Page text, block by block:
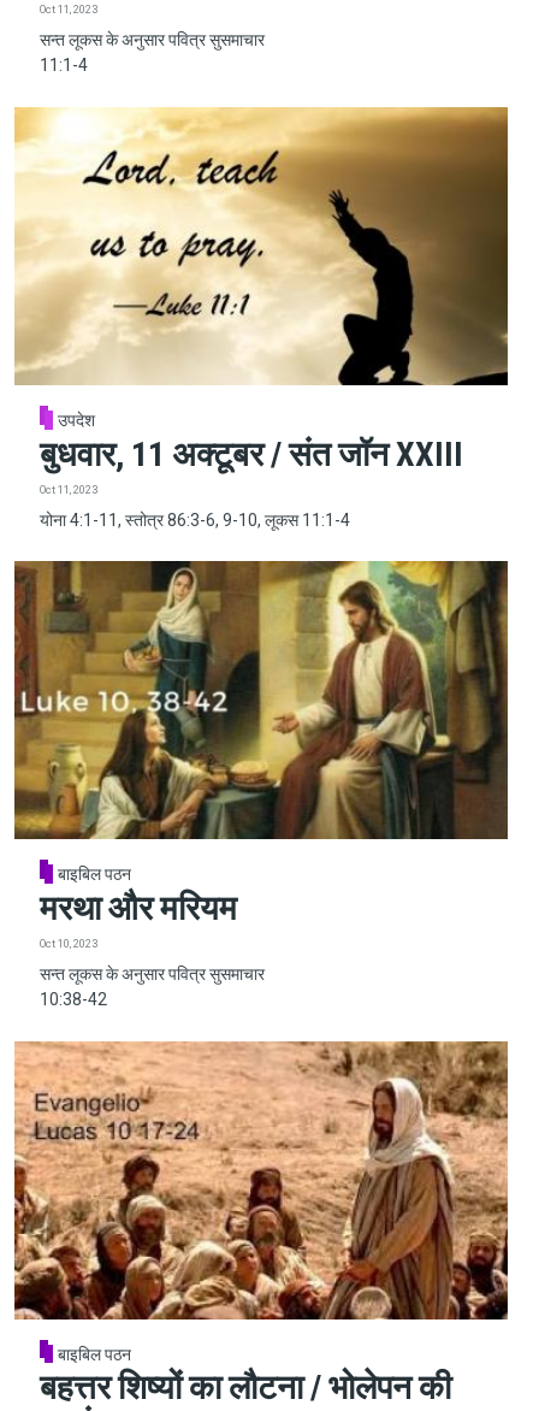
Oct 11, 2023
सन्त लूकस के अनुसार पवित्र सुसमाचार
11:1-4
उपदेश
बुधवार, 11 अक्टूबर / संत जॉन XXIII
Oct 11, 2023
योना 4:1-11, स्तोत्र 86:3-6, 9-10, लूकस 11:1-4
बाइबिल पठन
मरथा और मरियम
Oct 10, 2023
सन्त लूकस के अनुसार पवित्र सुसमाचार
10:38-42
बाइबिल पठन
बहत्तर शिष्यों का लौटना / भोलेपन की